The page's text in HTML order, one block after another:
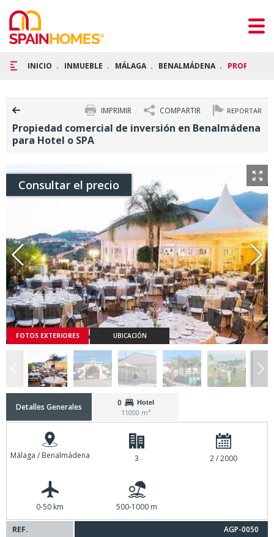
INICIO INMUEBLE MÁLAGA BENALMÁDENA PROPIEDAD
REPORTAR
COMPARTIR
IMPRIMIR
Propiedad comercial de inversión en Benalmádena
para Hotel o SPA
Consultar el precio
FOTOS EXTERIORES UBICACIÓN
Detalles Generales 0 Hotel
11000 m²
Málaga / Benalmádena 3 2 / 2000
0-50 km 500-1000 m
REF. AGP-0050